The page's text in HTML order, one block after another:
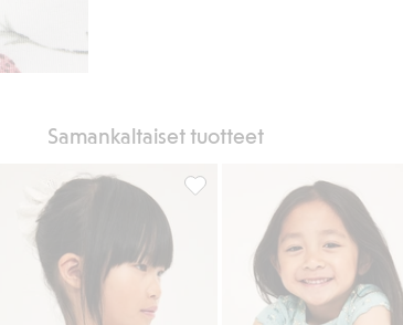
Samankaltaiset tuotteet
paita, jossa on puhvihihat, Lisää suosikkeihin
Paita, jossa on röyhelö ja